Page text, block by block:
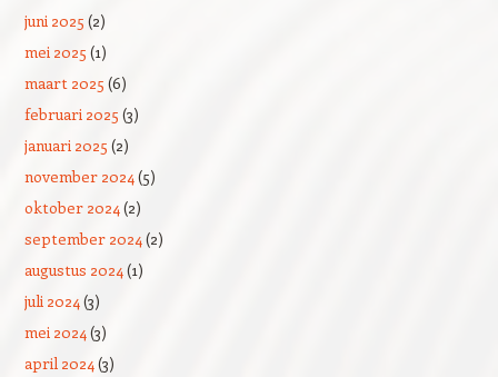
juni 2025 (2)
mei 2025 (1)
maart 2025 (6)
februari 2025 (3)
januari 2025 (2)
november 2024(5)
oktober 2024(2)
september 2024(2)
augustus 2024(1)
juli 2024(3)
mei 2024(3)
april 2024(3)